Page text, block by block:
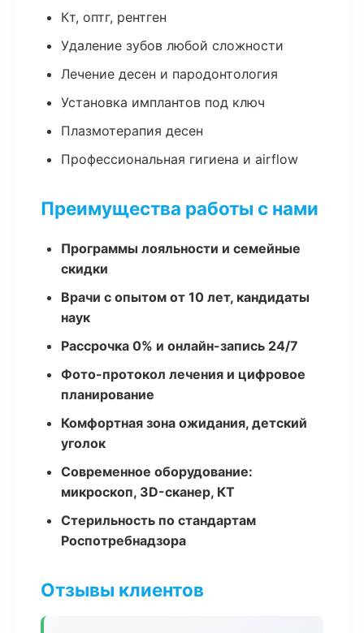
Кт, оптг, рентген
Удаление зубов любой сложности
Лечение десен и пародонтология
Установка имплантов под ключ
Плазмотерапия десен
Профессиональная гигиена и airflow
Преимущества работы с нами
Программы лояльности и семейные
скидки
Врачи с опытом от 10 лет, кандидаты
наук
Рассрочка 0% и онлайн-запись 24/7
Фото-протокол лечения и цифровое
планирование
Комфортная зона ожидания, детский
уголок
Современное оборудование:
микроскоп, 3D-сканер, КТ
Стерильность по стандартам
Роспотребнадзора
Отзывы клиентов